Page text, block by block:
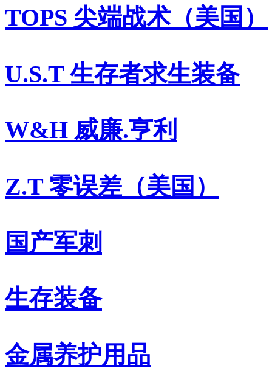
TOPS 尖端战术（美国）
U.S.T 生存者求生装备
W&H 威廉.亨利
Z.T 零误差（美国）
国产军刺
生存装备
金属养护用品